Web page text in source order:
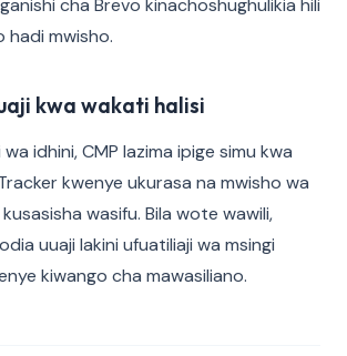
cha Brevo kinachoshughulikia hili
hadi mwisho.
kwa wakati halisi
idhini, CMP lazima ipige simu kwa
kwenye ukurasa na mwisho wa
wasifu. Bila wote wawili,
uuaji lakini ufuatiliaji wa msingi
kiwango cha mawasiliano.